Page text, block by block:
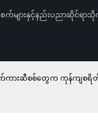
က်များနှင့်နည်းပညာဆိုင်ရာ
းဆီစစ်တွေက ကုန်ကျစရိတ်သ